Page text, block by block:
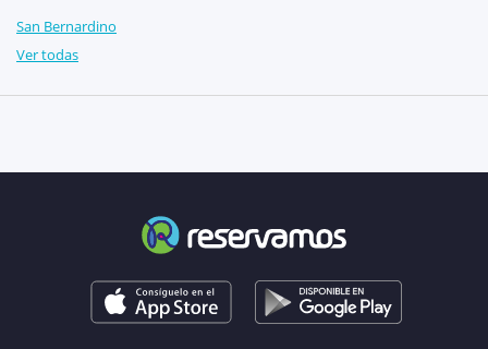
San Bernardino
Ver todas